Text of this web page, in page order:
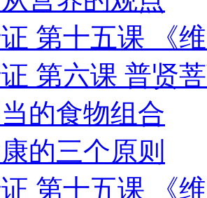
第十五课 《
第六课 普贤
的食物组合
的三个原则
第十五课 《